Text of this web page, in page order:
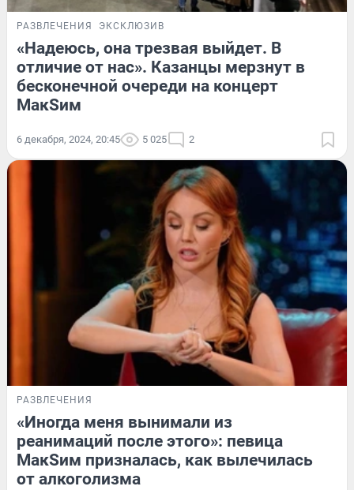
РАЗВЛЕЧЕНИЯ ЭКСКЛЮЗИВ
«Надеюсь, она трезвая выйдет. В
отличие от нас». Казанцы мерзнут в
бесконечной очереди на концерт
МакSим
6 декабря, 2024, 20:45 5 025 2
РАЗВЛЕЧЕНИЯ
«Иногда меня вынимали из
реанимаций после этого»: певица
МакSим призналась, как вылечилась
от алкоголизма